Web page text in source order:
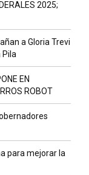
2025;
a Gloria Trevi
Pila
EN
ROBOT
para mejorar la